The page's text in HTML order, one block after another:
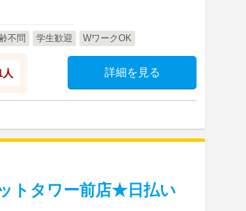
不問 学生歓迎 WワークOK
人 詳細を見る
トタワー前店★日払い